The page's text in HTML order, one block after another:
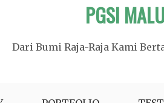
PGSI
Dari Bumi Raja-Raja Kami